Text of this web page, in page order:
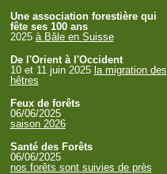
Une association forestière qui
fête ses 100 ans
2025 à Bâle en Suisse
De l'Orient à l'Occident
10 et 11 juin 2025 la migration des
hêtres
Feux de forêts
06/06/2025
saison 2026
Santé des Forêts
06/06/2025
nos forêts sont suivies de près